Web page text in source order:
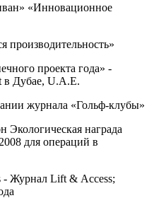
«Инновационное
производительность»
проекта года» -
в Дубае, U.A.E.
журнала «Гольф-клубы»
награда
для операций в
- Журнал Lift & Access;